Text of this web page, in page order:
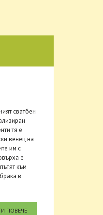
сватбен
тя е
венец на
им с
е
към
в
ПОВЕЧЕ